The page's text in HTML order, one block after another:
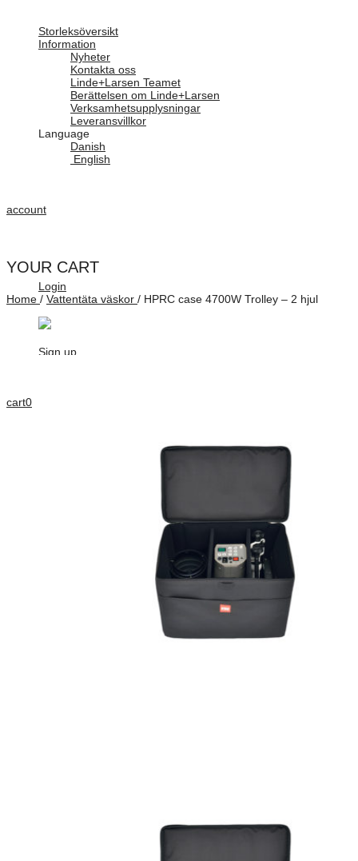
Storleksöversikt
Information
Nyheter
Kontakta oss
Linde+Larsen Teamet
Berättelsen om Linde+Larsen
Verksamhetsupplysningar
Leveransvillkor
Language
Danish
English
account
Login
Sign up
cart0
YOUR CART
Home / Vattentäta väskor / HPRC case 4700W Trolley – 2 hjul